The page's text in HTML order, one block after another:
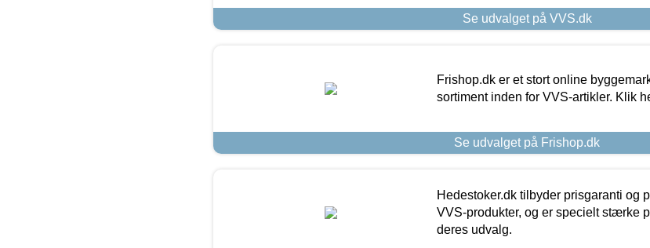
Se udvalget på VVS.dk
Frishop.dk er et stort online
sortiment inden for VVS-artikler. Klik
Se udvalget på Frishop.dk
Hedestoker.dk tilbyder prisgaranti og
VVS-produkter, og er specielt stærke
deres udvalg.